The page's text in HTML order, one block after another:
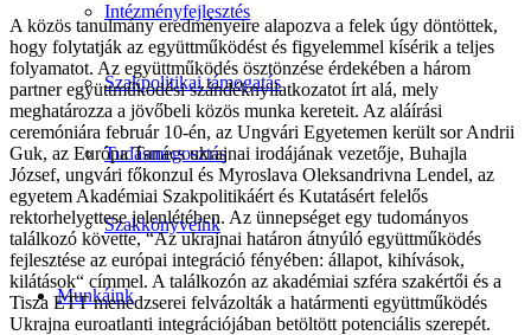
Intézményfejlesztés
Szakpolitikai támogatás
Tudásmegosztás
Szakkönyveink
Munkáink
A közös tanulmány eredményeire alapozva a felek úgy döntöttek,
hogy folytatják az együttműködést és figyelemmel kísérik a teljes
folyamatot. Az együttműködés ösztönzése érdekében a három
partner együttműködési szándéknyilatkozatot írt alá, mely
meghatározza a jövőbeli közös munka kereteit. Az aláírási
ceremóniára február 10-én, az Ungvári Egyetemen került sor Andrii
Guk, az Európa Tanács ukrajnai irodájának vezetője, Buhajla
József, ungvári főkonzul és Myroslava Oleksandrivna Lendel, az
egyetem Akadémiai Szakpolitikáért és Kutatásért felelős
rektorhelyettese jelenlétében. Az ünnepséget egy tudományos
találkozó követte, “Az ukrajnai határon átnyúló együttműködés
fejlesztése az európai integráció fényében: állapot, kihívások,
kilátások“ címmel. A találkozón az akadémiai szféra szakértői és a
Tisza ETT menedzserei felvázolták a határmenti együttműködés
Ukrajna euroatlanti integrációjában betöltött potenciális szerepét.